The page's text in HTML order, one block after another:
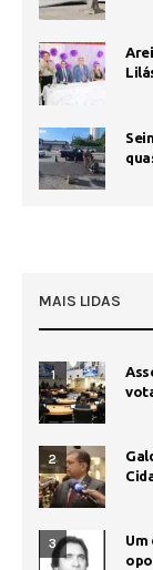
MAIS LIDAS
1
2
3
Um